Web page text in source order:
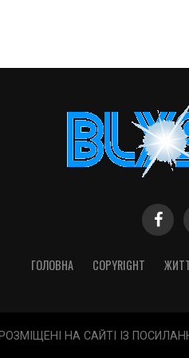
ГОЛОВНА COPYRIGHT
НА САЙТІ ІЗ